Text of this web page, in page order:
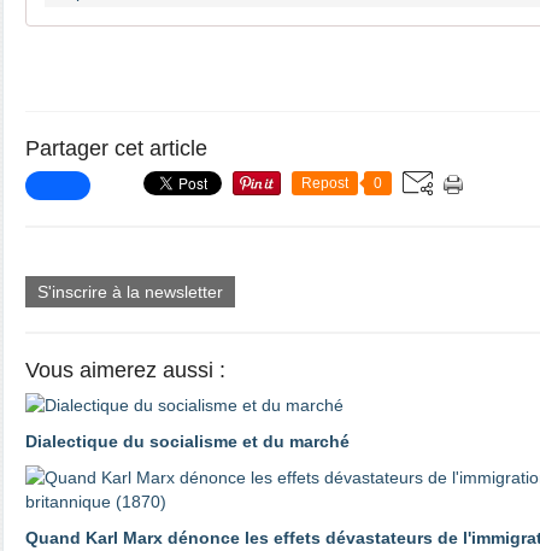
Partager cet article
Repost 0
S'inscrire à la newsletter
Vous aimerez aussi :
Dialectique du socialisme et du marché
Quand Karl Marx dénonce les effets dévastateurs de